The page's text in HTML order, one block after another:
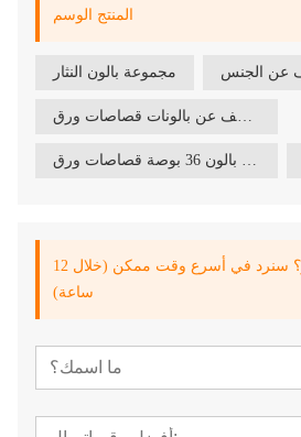
المنتج الوسم
مجموعة بالون النثار عن الجنس
بين الجنسين تكشف عن بالونات قصاصات ورق
بين الجنسين تكشف عن بالون 36 بوصة قصاصات ورق
الحصول على آخر سعر؟ سنرد في أسرع وقت ممكن (خلال 12
ساعة)